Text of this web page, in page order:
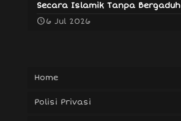
Secara Islamik Tanpa Bergaduh
6 Jul 2026
Home
Polisi Privasi